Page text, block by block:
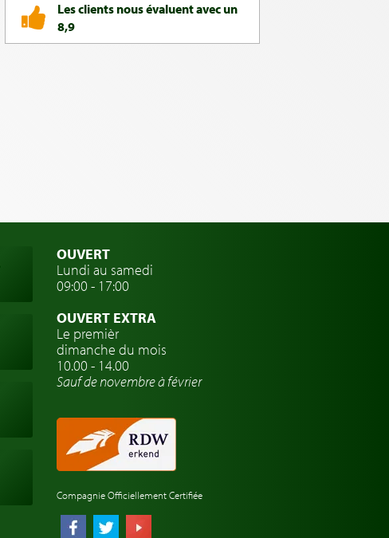
Les clients nous évaluent avec un
8,9
OUVERT
Lundi au samedi
09:00 - 17:00
OUVERT EXTRA
Le premièr
dimanche du mois
10.00 - 14.00
Sauf de novembre à février
Compagnie Officiellement Certifiée